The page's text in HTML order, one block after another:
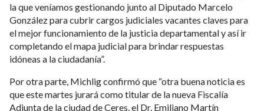
la que veníamos gestionando junto al Diputado Marcelo
González para cubrir cargos judiciales vacantes claves para
el mejor funcionamiento de la justicia departamental y así ir
completando el mapa judicial para brindar respuestas
idóneas a la ciudadanía”.
Por otra parte, Michlig confirmó que “otra buena noticia es
que este martes jurará como titular de la nueva Fiscalía
Adjunta de la ciudad de Ceres, el Dr. Emiliano Martín